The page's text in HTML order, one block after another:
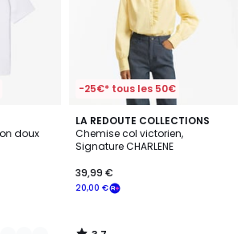
doux
-25€* tous les 50€
LA REDOUTE COLLECTIONS
Chemise col victorien,
Signature CHARLENE
20,00 €
39,99 €
3,7
/ 5